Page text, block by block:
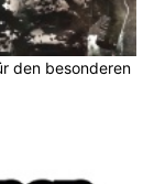
den besonderen